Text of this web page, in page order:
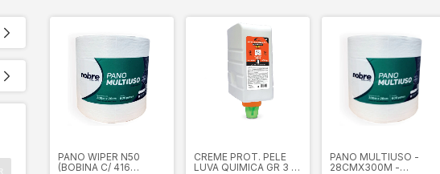
PANO WIPER N50
(BOBINA C/ 416
CREME PROT. PELE
LUVA QUIMICA GR 3 -
PANO MULTIUSO -
28CMX300M -